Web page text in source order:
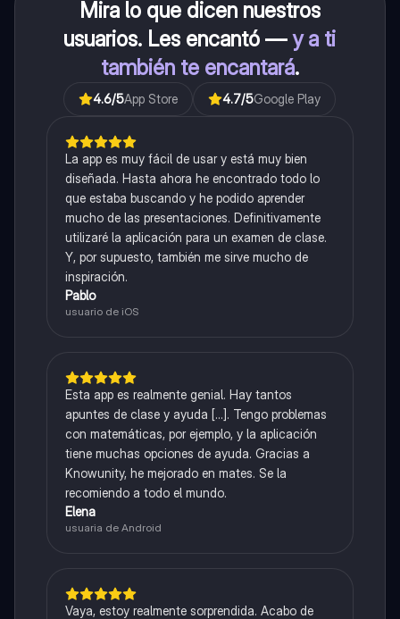
Mira lo que dicen nuestros
usuarios. Les encantó —y a ti
también te encantará.
4.6/5App Store 4.7/5Google Play
La app es muy fácil de usar y está muy bien
diseñada. Hasta ahora he encontrado todo lo
que estaba buscando y he podido aprender
mucho de las presentaciones. Definitivamente
utilizaré la aplicación para un examen de clase.
Y, por supuesto, también me sirve mucho de
inspiración.
Pablo
usuario de iOS
Esta app es realmente genial. Hay tantos
apuntes de clase y ayuda [...]. Tengo problemas
con matemáticas, por ejemplo, y la aplicación
tiene muchas opciones de ayuda. Gracias a
Knowunity, he mejorado en mates. Se la
recomiendo a todo el mundo.
Elena
usuaria de Android
Vaya, estoy realmente sorprendida. Acabo de